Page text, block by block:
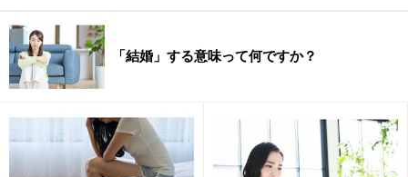
が私のファンになるかわいい鬼嫁のススメ』『欲張り恋
愛論』他著書多数。
HP：http://yuhaginaka.com/
ブログ：https://ameblo.jp/youu-code/
Instagram：@yu_haginaka
「結婚」する意味って何ですか？